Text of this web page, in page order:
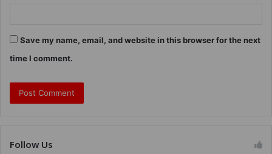
Save my name, email, and website in this browser for the next
time I comment.
Follow Us